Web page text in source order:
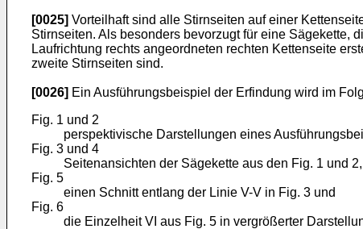
[0025] Vorteilhaft sind alle Stirnseiten auf einer
Stirnseiten. Als besonders bevorzugt für eine Sägekette,
Laufrichtung rechts angeordneten rechten Kettenseite
zweite Stirnseiten sind.
[0026] Ein Ausführungsbeispiel der Erfindung wird im
Fig. 1 und 2
perspektivische Darstellungen eines
Fig. 3 und 4
Seitenansichten der Sägekette aus den Fig. 1 und 2,
Fig. 5
einen Schnitt entlang der Linie V-V in Fig. 3 und
Fig. 6
die Einzelheit VI aus Fig. 5 in vergrößerter